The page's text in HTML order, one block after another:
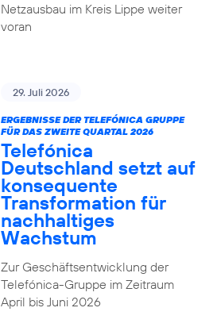
Netzausbau im Kreis Lippe weiter
voran
29. Juli 2026
ERGEBNISSE DER TELEFÓNICA GRUPPE
FÜR DAS ZWEITE QUARTAL 2026
Telefónica
Deutschland setzt auf
konsequente
Transformation für
nachhaltiges
Wachstum
Zur Geschäftsentwicklung der
Telefónica-Gruppe im Zeitraum
April bis Juni 2026